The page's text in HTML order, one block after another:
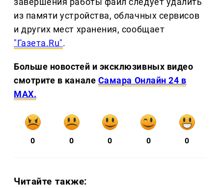
из памяти устройства, облачных сервисов
и других мест хранения, сообщает
"Газета.Ru".
Больше новостей и эксклюзивных видео
смотрите в канале Самара Онлайн 24 в
MAX.
0 0 0 0 0
Читайте также: